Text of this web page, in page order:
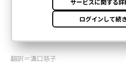
翻訳＝溝口慈子